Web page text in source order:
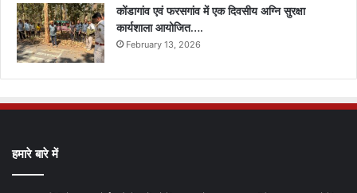
कोंडागांव एवं फरसगांव में एक दिवसीय अग्नि सुरक्षा
कार्यशाला आयोजित….
February 13, 2026
हमारे बारे में